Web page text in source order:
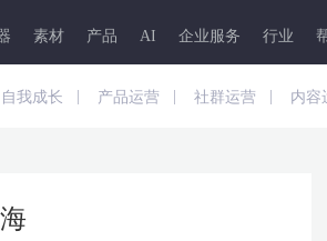
素材 产品 AI 企业服务 行业
自我成长 产品运营 社群运营 内容